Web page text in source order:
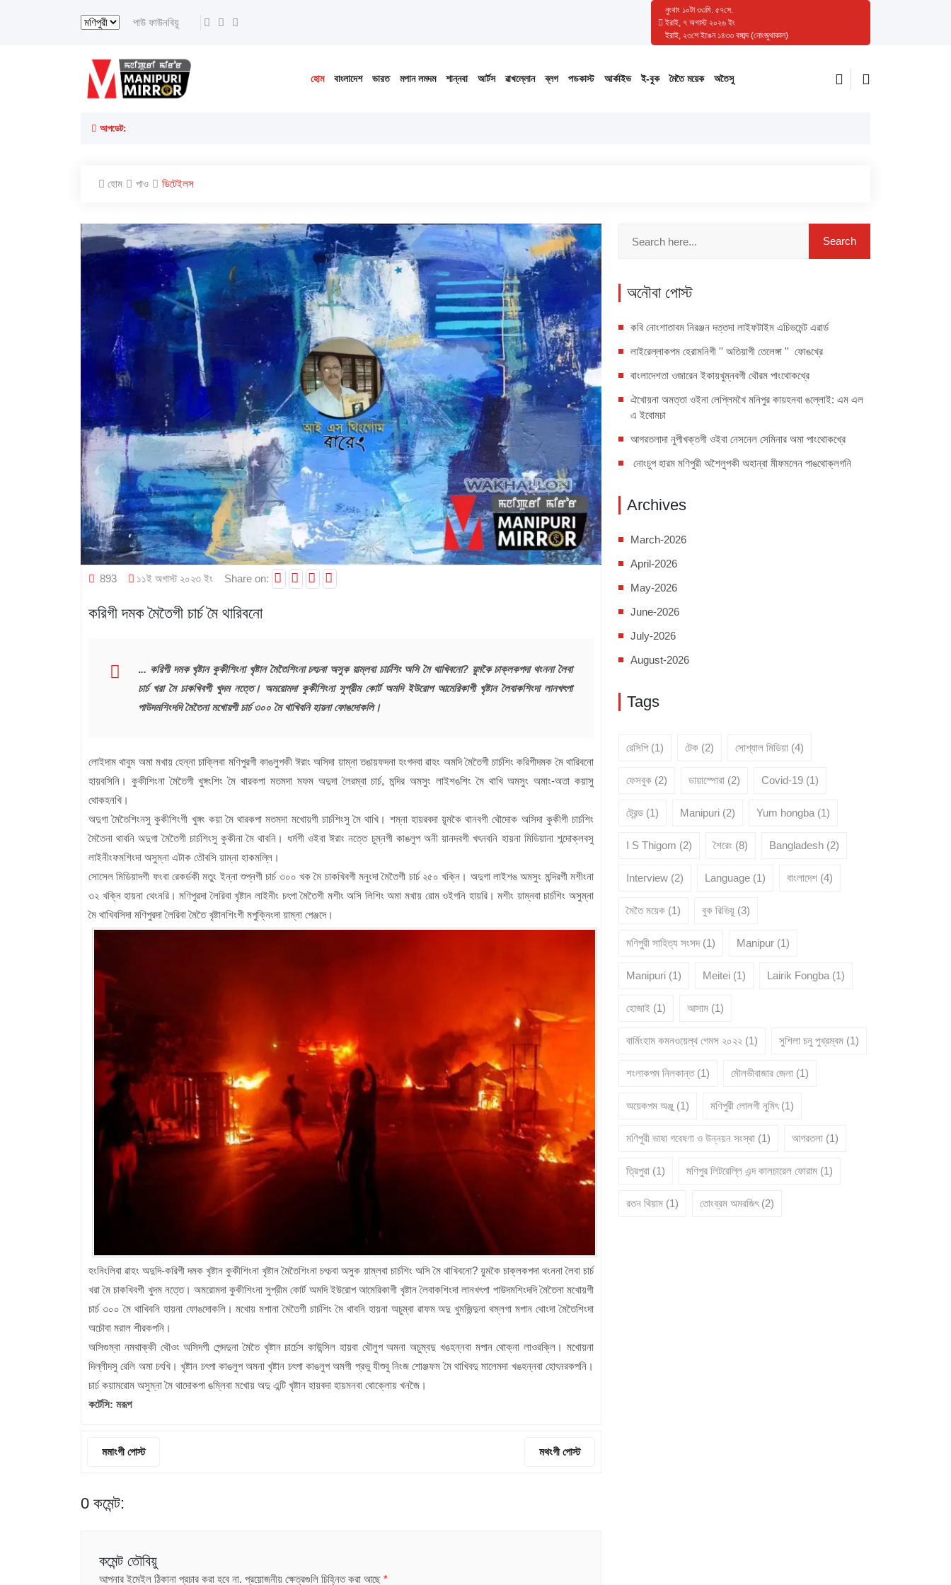
পাউ ফাউনবিয়ু
নুংথাং ১০টা৩৩মি. ৫৮সে.
ইরাই, ৭ অগাস্ট ২০২৬ ইং
ইরাই, ২৩শে ইঙেন ১৪৩৩ বঙ্গাব্দ (নোংজুথাকাল)
হোম বাংলাদেশ ভারত মপান লমদম শান্নবা আর্টস ৱাখল্লোন ব্লগ পডকাস্ট আর্কাইভ ই-বুক মৈতৈ ময়েক অতৈসু
আপডেট:
হোম পাও ডিটেইলস
893 ১১ই অগাস্ট ২০২৩ ইং Share on:
করিগী দমক মৈতৈগী চার্চ মৈ থারিবনো
... করিগী দমক খৃষ্টান কুকীশিংনা খৃষ্টান মৈতৈশিংনা চৎচবা অসুক য়াম্লবা চার্চশিং অসি মৈ থাখিবনো? য়ুমকৈ চাক্লকপদা থংননা লৈবা
চার্চ খরা মৈ চাকখিবগী খুদম নত্তে। অমরোমদা কুকীশিংনা সুপ্রীম কোর্ট অমদি ইউরোপ আমেরিকাগী খৃষ্টান লৈবাকশিংদা লানখৎপা
পাউদমশিংদদি মৈতৈনা মখোয়গী চার্চ ৩০০ মৈ থাখিবনি হায়না ফোঙদোকলি।
লোইদাম থাবুম অমা মখায় হেন্না চাক্লিবা মণিপুরগী কাঙলুপকী ঈরাং অসিদা য়াম্না তঙায়ফদনা হংগদবা ৱাহং অমদি মৈতৈগী চার্চশিং করিগীদমক মৈ থারিবনো
হায়বসিনি। কুকীশিংনা মৈতৈগী খুঙ্গংশিং মৈ থারকপা মতমদা মফম অদুদা লৈরম্বা চার্চ, মন্দির অমসুং লাইশঙশিং মৈ থাখি অমসুং অমাং-অতা কয়াসু
থোকহনখি।
অদুগা মৈতৈশিংনসু কুকীশিংগী খুঙ্গং কয়া মৈ থারকপা মতমদা মখোয়গী চার্চশিংসু মৈ থাখি। শম্না হায়রবদা য়ূমকৈ থানবগী থৌদোক অসিদা কুকীগী চার্চশিং
মৈতৈনা থাবনি অদুগা মৈতৈগী চার্চশিংসু কুকীনা মৈ থাবনি। ধর্মগী ওইবা ঈরাং নত্তে চুম্নগী কাঙলুপ অনী য়ানদবগী খৎনবনি হায়না মিডিয়ানা শন্দোক্লবসু
লাইনীংফমশিংদা অসুম্না এটাক তৌবসি য়াম্না হাকমল্লি।
সোসেল মিডিয়াদগী ফংবা রেকর্ডকী মতুং ইন্না শুপ্নগী চার্চ ৩০০ খক মৈ চাকখিবগী মনুংদা মৈতৈগী চার্চ ২৫০ খক্নি। অদুগা লাইশঙ অমসুং মন্দিরগী মশীংনা
৩২ খক্নি হায়না থেংনরি। মণিপুরদা লৈরিবা খৃষ্টান লাইনীং চৎপা মৈতৈগী মশীং অসি লিশিং অমা মখায় রোম ওইগনি হায়রি। মশীং য়াম্নবা চার্চশিং অসুম্না
মৈ থাখিবসিদা মণিপুরদা লৈরিবা মৈতৈ খৃষ্টানশিংগী মপুক্নিংদা য়াম্না পেঞ্জদে।
হংনিংলিবা ৱাহং অদুদি-করিগী দমক খৃষ্টান কুকীশিংনা খৃষ্টান মৈতৈশিংনা চৎচবা অসুক য়াম্লবা চার্চশিং অসি মৈ থাখিবনো? য়ুমকৈ চাক্লকপদা থংননা লৈবা চার্চ
খরা মৈ চাকখিবগী খুদম নত্তে। অমরোমদা কুকীশিংনা সুপ্রীম কোর্ট অমদি ইউরোপ আমেরিকাগী খৃষ্টান লৈবাকশিংদা লানখৎপা পাউদমশিংদদি মৈতৈনা মখোয়গী
চার্চ ৩০০ মৈ থাখিবনি হায়না ফোঙদোকলি। মখোয় মশানা মৈতৈগী চার্চশিং মৈ থাবনি হায়না অচুম্বা ৱাফম অদু খুমজিন্দুনা থম্লগা মপান থোংদা মৈতৈশিংদা
অচৌবা মরাল শীরকপনি।
অসিগুম্বা নমথাক্কী থৌওং অসিদগী পেন্দদুনা মৈতৈ খৃষ্টান চার্চেস কাউন্সিল হায়বা থৌলুপ অমনা অচুম্বদু খঙহন্নবা মপান থোক্না লাওরক্লি। মখোয়না
দিল্লীদসু রেলি অমা চৎখি। খৃষ্টান চৎপা কাঙলুপ অমনা খৃষ্টান চৎপা কাঙলুপ অমগী প্রভু যীশুবু নিংজ শোঞ্জফম মৈ থাখিবদু মালেমদা খঙহন্নবা হোৎনরকপনি।
চার্চ কয়ামরোম অসুম্না মৈ থাদোকপা ঙম্লিবা মখোয় অদু এন্টি খৃষ্টান হায়বদা হায়মনবা থোক্লোয় খনজৈ।
কর্টেসি: মরূপ
মমাংগী পোস্ট মথংগী পোস্ট
0 কমেন্ট:
কমেন্ট তৌবিয়ু
আপনার ইমেইল ঠিকানা প্রচার করা হবে না. প্রয়োজনীয় ক্ষেত্রগুলি চিহ্নিত করা আছে *
অনৌবা পোস্ট
কবি নোংশাতাবম নিরঞ্জন দত্তদা লাইফটাইম এচিভমেন্ট এৱার্ড
লাইরেল্লাকপম হেরামনিগী '' অতিয়াগী তেলেঙ্গা '' ফোঙখ্রে
বাংলাদেশতা ওজারেন ইকায়খুম্নবগী থৌরম পাংথোকখ্রে
ঐখোয়না অমত্তা ওইনা লেপ্লিমখৈ মনিপুর কায়হনবা ঙল্লোই: এম এল
এ ইবোমচা
আগরতলাদা নুপীখক্তগী ওইবা নেসনেল সেমিনার অমা পাংথোকখ্রে
নোংচুপ হারম মণিপুরী অশৈলুপকী অহান্বা মীফমলেন পাঙথোক্লগনি
Archives
March-2026
April-2026
May-2026
June-2026
July-2026
August-2026
Tags
রেসিপি (1) টেক (2) সোশ্যাল মিডিয়া (4)
ফেসবুক (2) ডায়াস্পোরা (2) Covid-19 (1)
ট্রেন্ড (1) Manipuri (2) Yum hongba (1)
I S Thigom (2) শৈরেং (8) Bangladesh (2)
Interview (2) Language (1) বাংলাদেশ (4)
মৈতৈ ময়েক (1) বুক রিভিয়ু (3)
মণিপুরী সাহিত্য সংসদ (1) Manipur (1)
Manipuri (1) Meitei (1) Lairik Fongba (1)
হোজাই (1) আসাম (1)
বার্মিংহাম কমনওয়েল্থ গেমস ২০২২ (1) সুশিলা চনু পুখ্রম্বম (1)
শংলাকপম নিলকান্ত (1) মৌলভীবাজার জেলা (1)
অয়েকপম অঞ্জু (1) মণিপুরী লোলগী নুমিৎ (1)
মণিপুরী ভাষা গবেষণা ও উন্নয়ন সংস্থা (1) আগরতলা (1)
ত্রিপুরা (1) মণিপুর লিটরেল্লি এন্দ কালচারেল ফোরাম (1)
রতন থিয়াম (1) তোংব্রম অমরজিৎ (2)